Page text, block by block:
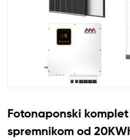
Fotonaponski
spremnikom od